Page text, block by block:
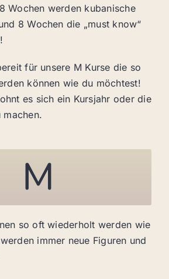
Wochen werden kubanische
8 Wochen die „must know“
für unsere M Kurse die so
können wie du möchtest!
es sich ein Kursjahr oder die
M
so oft wiederholt werden wie
immer neue Figuren und